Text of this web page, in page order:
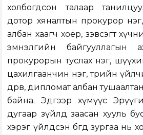
холбогдсон талаар
дотор хяналтын прокурор
албан хаагч хоёр, зэвсэгт
эмнэлгийн байгууллагын
прокурорын туслах нэг,
цахилгаанчин нэг, төрийн
дөрөв, дипломат албан
байна. Эдгээр хүмүүс
дугаар зүйлд заасан хууль
хэрэг үйлдсэн бөгөөд зургаа нь